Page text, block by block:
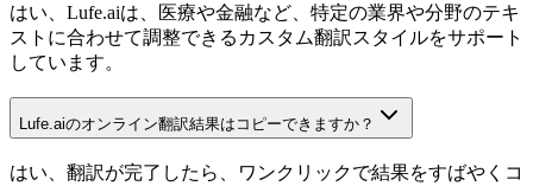
はい、Lufe.aiは、医療や金融など、特定の業界や分野のテキ
ストに合わせて調整できるカスタム翻訳スタイルをサポート
しています。
Lufe.aiのオンライン翻訳結果はコピーできますか？
はい、翻訳が完了したら、ワンクリックで結果をすばやくコ